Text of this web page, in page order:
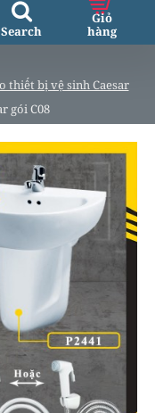
thiết bị vệ sinh Caesar
gói C08